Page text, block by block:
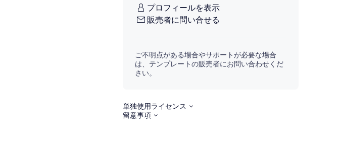
プロフィールを表示
販売者に問い合せる
ご不明点がある場合やサポートが必要な場合
は、テンプレートの販売者にお問い合わせくだ
さい。
単独使用ライセンス
留意事項